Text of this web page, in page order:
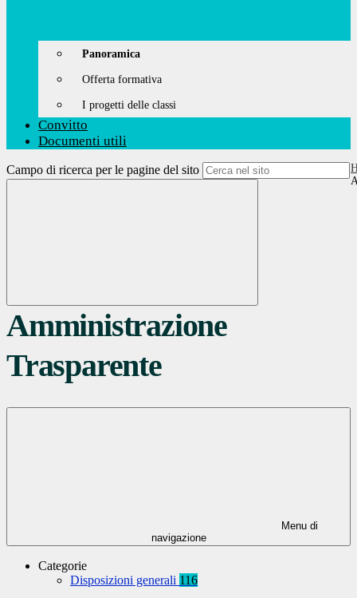
Panoramica
Offerta formativa
I progetti delle classi
Convitto
Documenti utili
Campo di ricerca per le pagine del sito
Amministrazione
Trasparente
Menu di
navigazione
Categorie
Disposizioni generali 116